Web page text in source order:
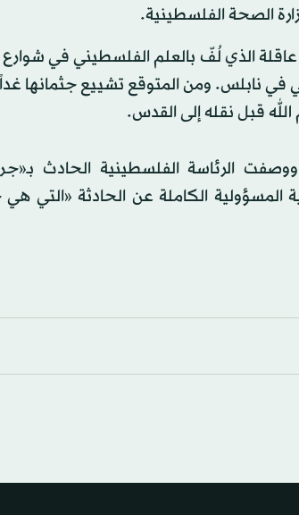
الصحة الفلسطينية.
الذي لُفّ بالعلم الفلسطيني في
نابلس. ومن المتوقع تشييع جثمانها
قبل نقله إلى القدس.
الرئاسة الفلسطينية الحادث
المسؤولية الكاملة عن الحادثة «التي